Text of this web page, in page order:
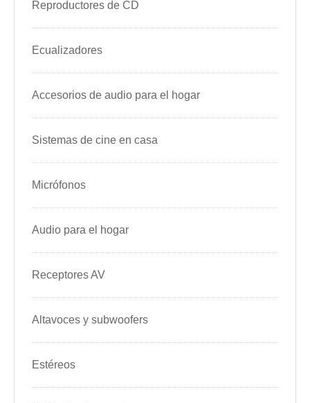
Reproductores de CD
Ecualizadores
Accesorios de audio para el hogar
Sistemas de cine en casa
Micrófonos
Audio para el hogar
Receptores AV
Altavoces y subwoofers
Estéreos